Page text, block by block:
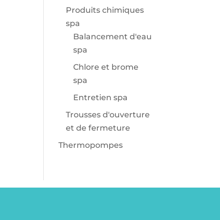
Produits chimiques
spa
Balancement d'eau
spa
Chlore et brome
spa
Entretien spa
Trousses d'ouverture
et de fermeture
Thermopompes